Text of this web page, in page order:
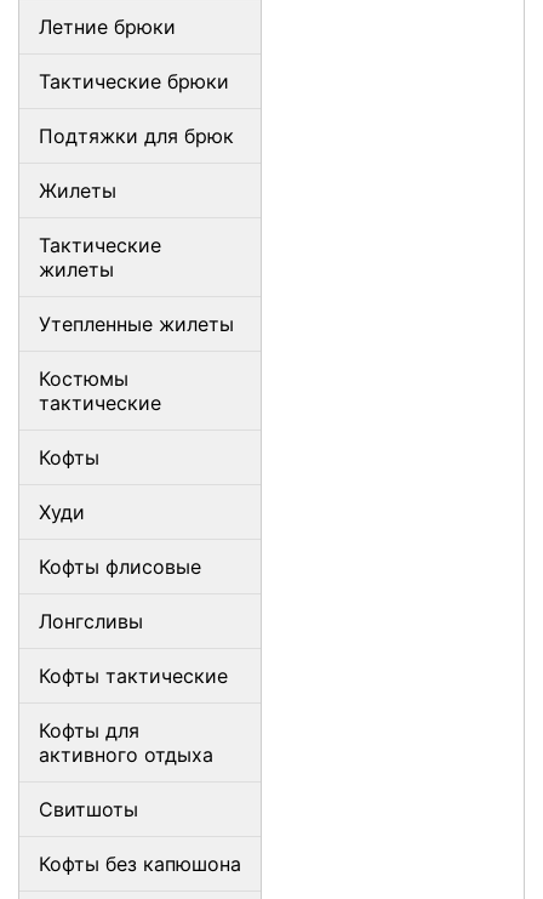
Летние брюки
Тактические брюки
Подтяжки для брюк
Жилеты
Тактические
жилеты
Утепленные жилеты
Костюмы
тактические
Кофты
Худи
Кофты флисовые
Лонгсливы
Кофты тактические
Кофты для
активного отдыха
Свитшоты
Кофты без капюшона